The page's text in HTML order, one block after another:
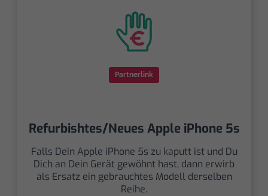
Partnerlink
Refurbishtes/Neues Apple iPhone 5s
Falls Dein Apple iPhone 5s zu kaputt ist und Du
Dich an Dein Gerät gewöhnt hast, dann erwirb
als Ersatz ein gebrauchtes Modell derselben
Reihe.